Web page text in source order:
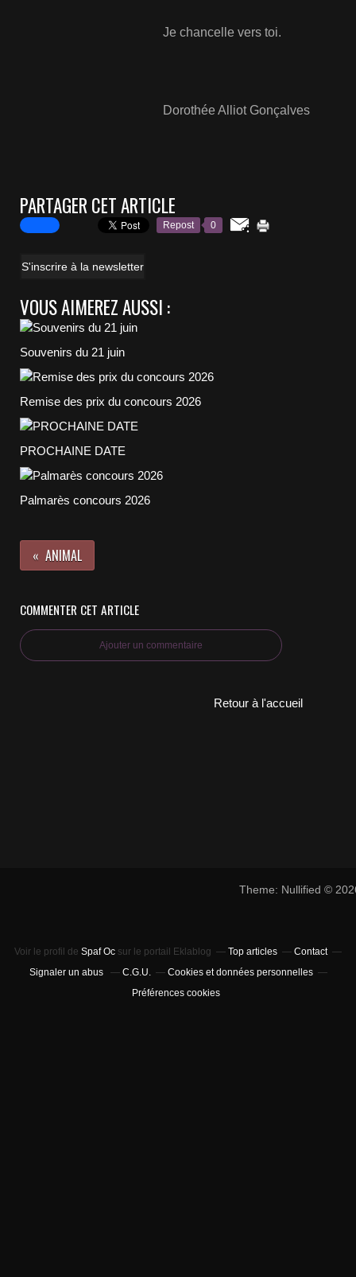
Je chancelle vers toi.
Dorothée Alliot Gonçalves
PARTAGER CET ARTICLE
Repost 0
S'inscrire à la newsletter
VOUS AIMEREZ AUSSI :
Souvenirs du 21 juin
Remise des prix du concours 2026
PROCHAINE DATE
Palmarès concours 2026
ANIMAL
COMMENTER CET ARTICLE
Ajouter un commentaire
Retour à l'accueil
Theme: Nullified ©
Voir le profil de Spaf Oc sur le portail Eklablog Top articles
Contact
Signaler un abus
C.G.U.
Cookies et données personnelles
Préférences cookies